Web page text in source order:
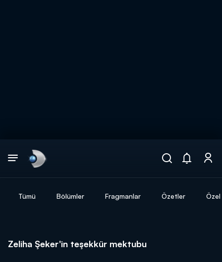
Tümü Bölümler Fragmanlar Özetler
Zeliha Şeker'in teşekkür mektubu